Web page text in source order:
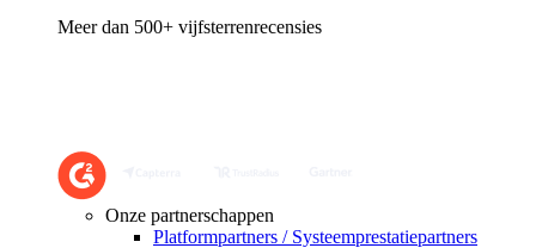
Meer dan 500+ vijfsterrenrecensies
Onze partnerschappen
Platformpartners / Systeemprestatiepartners